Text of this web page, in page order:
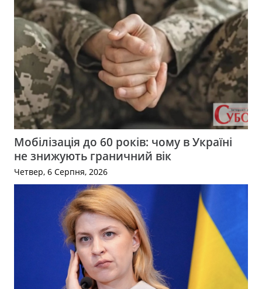
Мобілізація до 60 років: чому в Україні
не знижують граничний вік
Четвер, 6 Серпня, 2026